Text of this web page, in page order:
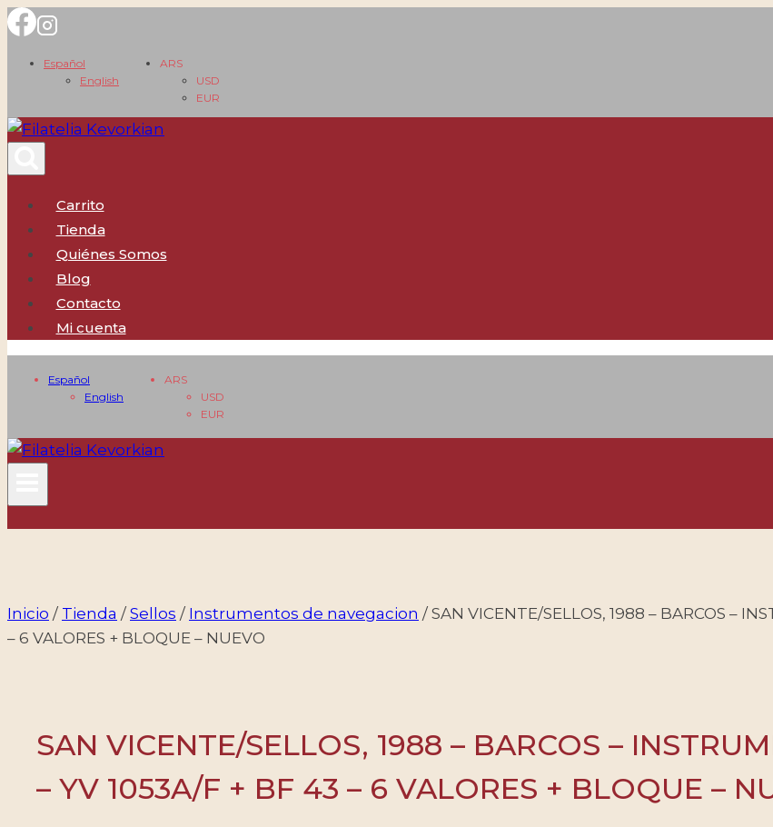
Saltar
contenido
Español
English
ARS
USD
EUR
Carrito
Tienda
Quiénes Somos
Blog
Contacto
Mi cuenta
Español
English
ARS
USD
EUR
Inicio / Tienda / Sellos / Instrumentos de navegacion / SAN VICENTE/SELLOS, 1988 – BARCOS –
– 6 VALORES + BLOQUE – NUEVO
SAN VICENTE/SELLOS, 1988 – BARCOS –
– YV 1053A/F + BF 43 – 6 VALORES + BLOQUE –